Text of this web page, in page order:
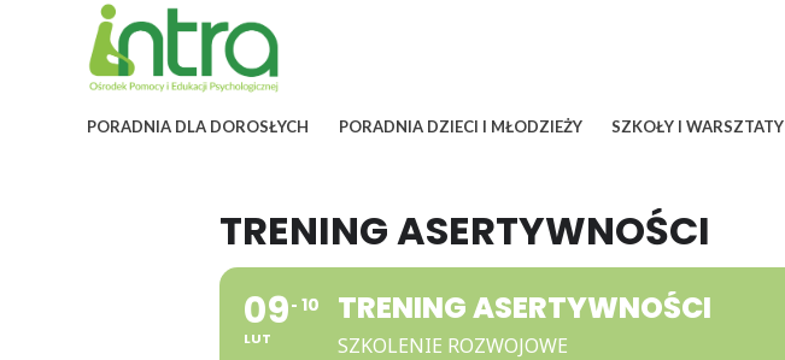
PORADNIA DLA DOROSŁYCH PORADNIA DZIECI I MŁODZIEŻY SZKOŁY I WARSZTATY
TRENING ASERTYWNOŚCI
09
LUT
10 TRENING ASERTYWNOŚCI
SZKOLENIE ROZWOJOWE